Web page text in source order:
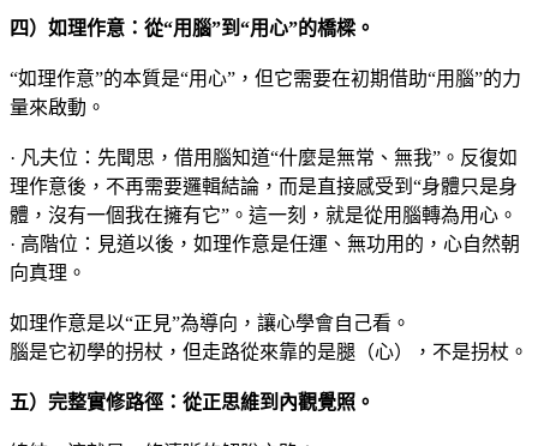
四）如理作意：從“用腦”到“用心”的橋樑 。
“如理作意”的本質是“用心”，但它需要在初期借助“用腦”的力
量來啟動。
· 凡夫位：先聞思，借用腦知道“什麼是無常、無我”。反復如
理作意後，不再需要邏輯結論，而是直接感受到“身體只是身
體，沒有一個我在擁有它”。這一刻，就是從用腦轉為用心。
· 高階位：見道以後，如理作意是任運、無功用的，心自然朝
向真理。
如理作意是以“正見”為導向，讓心學會自己看。
腦是它初學的拐杖，但走路從來靠的是腿（心），不是拐杖。
五）完整實修路徑：從正思維到內觀覺照。